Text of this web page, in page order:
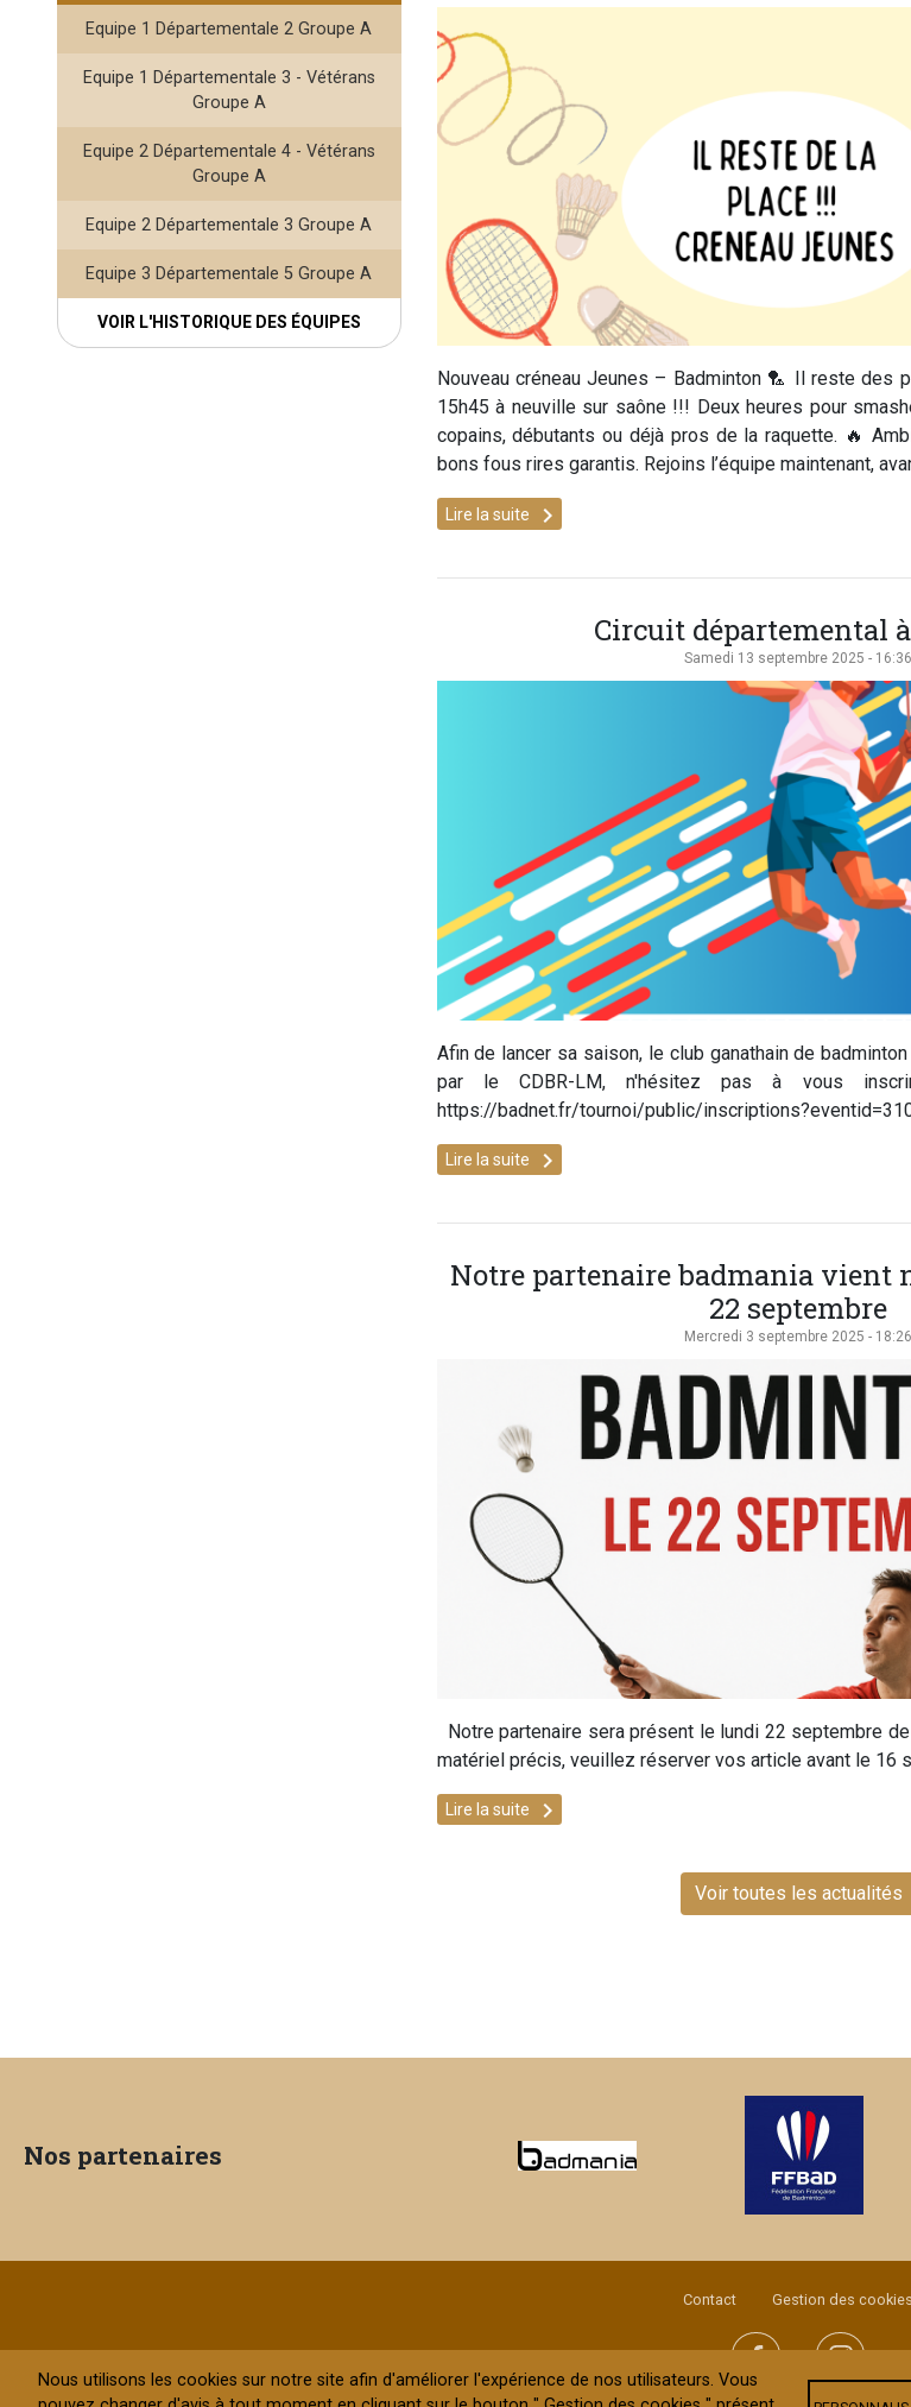
Equipe 1 Départementale 2 Groupe A
Equipe 1 Départementale 3 - Vétérans
Groupe A
Equipe 2 Départementale 4 - Vétérans
Groupe A
Equipe 2 Départementale 3 Groupe A
Equipe 3 Départementale 5 Groupe A
VOIR L'HISTORIQUE DES ÉQUIPES
Nouveau créneau Jeunes – Badminton 🏸 Il reste
15h45 à neuville sur saône !!! Deux heures pour
copains, débutants ou déjà pros de la raquette. 🔥
bons fous rires garantis. Rejoins l’équipe maintenant,
Lire la suite keyboard_arrow_right
Circuit départemental
Samedi 13 septembre 2025 - 16:36
Afin de lancer sa saison, le club ganathain de
par le CDBR-LM, n'hésitez pas à vous
https://badnet.fr/tournoi/public/
Lire la suite keyboard_arrow_right
Notre partenaire badmania vient
22 septembre
Mercredi 3 septembre 2025 - 18:26
Notre partenaire sera présent le lundi 22 septembre
matériel précis, veuillez réserver vos article avant le 16
Lire la suite keyboard_arrow_right
Voir toutes les actualités
Nos partenaires
Contact Gestion des cookies
Nous utilisons les cookies sur notre site afin d'améliorer l'expérience de nos utilisateurs. Vous